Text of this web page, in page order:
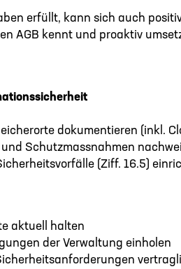
erfüllt, kann sich auch
AGB kennt und proaktiv
dokumentieren (inkl.
Schutzmassnahmen
(Ziff. 16.5)
aktuell halten
der Verwaltung einholen